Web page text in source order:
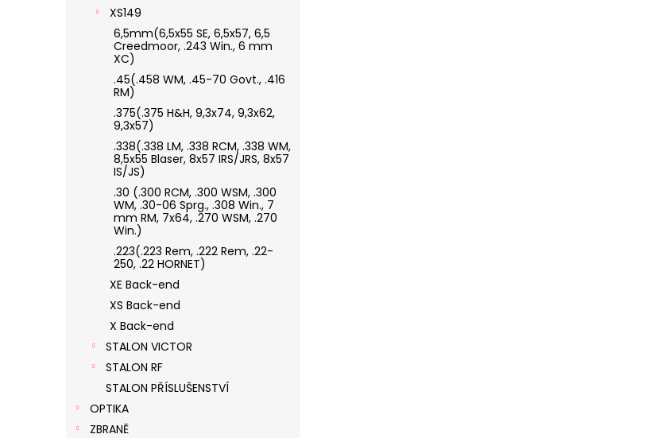
XS149
6,5mm(6,5x55 SE, 6,5x57, 6,5
Creedmoor, .243 Win., 6 mm
XC)
.45(.458 WM, .45-70 Govt., .416
RM)
.375(.375 H&H, 9,3x74, 9,3x62,
9,3x57)
.338(.338 LM, .338 RCM, .338 WM,
8,5x55 Blaser, 8x57 IRS/JRS, 8x57
IS/JS)
.30 (.300 RCM, .300 WSM, .300
WM, .30-06 Sprg., .308 Win., 7
mm RM, 7x64, .270 WSM, .270
Win.)
.223(.223 Rem, .222 Rem, .22-
250, .22 HORNET)
XE Back-end
XS Back-end
X Back-end
STALON VICTOR
STALON RF
STALON PŘÍSLUŠENSTVÍ
OPTIKA
ZBRANĚ